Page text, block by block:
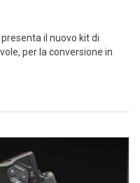
il nuovo kit di
per la conversione in